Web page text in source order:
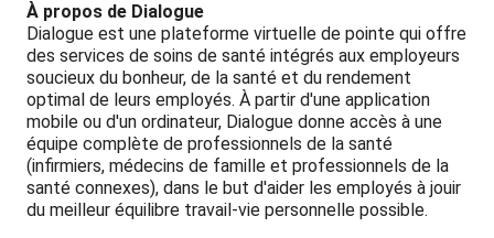
À propos de Dialogue
Dialogue est une plateforme virtuelle de pointe qui offre
des services de soins de santé intégrés aux employeurs
soucieux du bonheur, de la santé et du rendement
optimal de leurs employés. À partir d'une application
mobile ou d'un ordinateur, Dialogue donne accès à une
équipe complète de professionnels de la santé
(infirmiers, médecins de famille et professionnels de la
santé connexes), dans le but d'aider les employés à jouir
du meilleur équilibre travail-vie personnelle possible.